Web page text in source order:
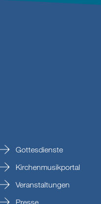
Gottesdienste
Kirchenmusikportal
Veranstaltungen
Presse